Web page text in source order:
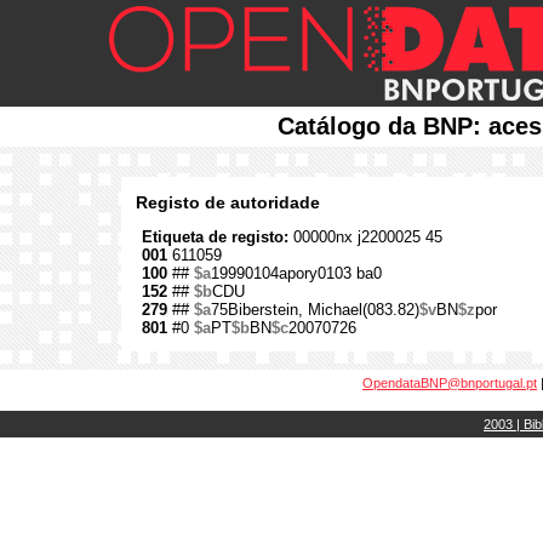
Catálogo da BNP:
Registo de autoridade
Etiqueta de registo: 00000nx j2200025 45
001 611059
100 ## $a19990104apory0103 ba0
152 ## $bCDU
279 ## $a75Biberstein, Michael(083.82)$vBN$zpor
801 #0 $aPT$bBN$c20070726
OpendataBNP@bnportugal.pt
2003 |